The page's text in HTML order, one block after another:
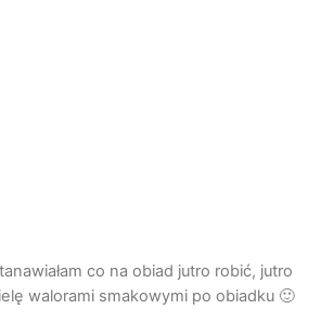
co na obiad jutro robić, jutro
walorami smakowymi po obiadku 🙂